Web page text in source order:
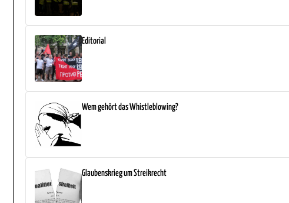
Editorial
Wem gehört das Whistleblowing?
Glaubenskrieg um Streikrecht